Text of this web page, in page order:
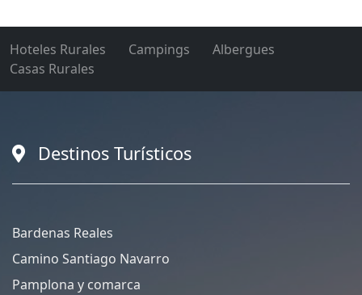
Hoteles Rurales Campings
Albergues
Casas Rurales
Destinos Turísticos
Bardenas Reales
Camino Santiago Navarro
Pamplona y comarca